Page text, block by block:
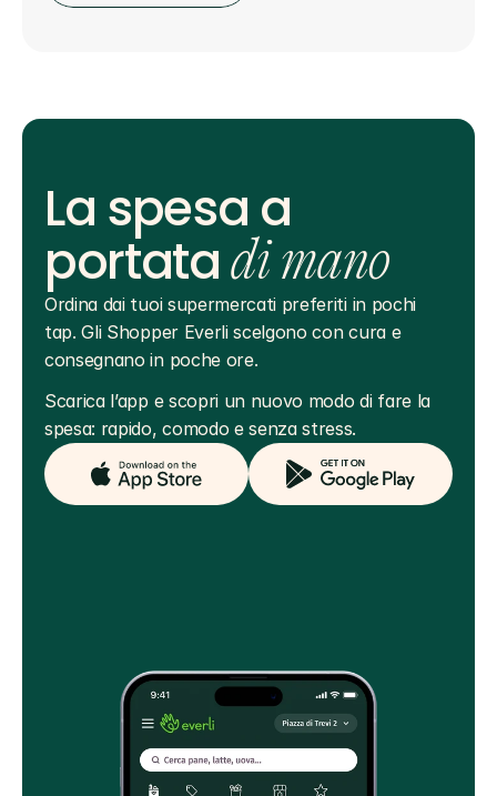
La spesa a
portatadi mano
Ordina dai tuoi supermercati preferiti in pochi
tap. Gli Shopper Everli scelgono con cura e
consegnano in poche ore.
Scarica l’app e scopri un nuovo modo di fare la
spesa: rapido, comodo e senza stress.